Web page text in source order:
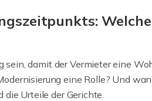
damit der Vermieter eine
eine Rolle? Und
Urteile der Gerichte.